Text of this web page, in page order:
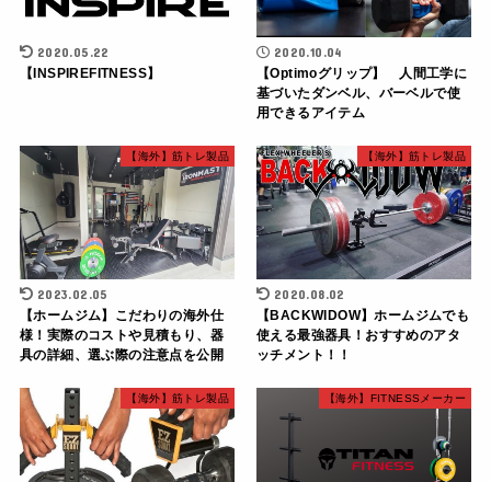
2020.05.22
【INSPIREFITNESS】
2020.10.04
【Optimoグリップ】 人間工学に
基づいたダンベル、バーベルで使
用できるアイテム
【海外】筋トレ製品
2023.02.05
【ホームジム】こだわりの海外仕
様！実際のコストや見積もり、器
具の詳細、選ぶ際の注意点を公開
【海外】筋トレ製品
2020.08.02
【BACKWIDOW】ホームジムでも
使える最強器具！おすすめのアタ
ッチメント！！
【海外】筋トレ製品 【海外】FITNESSメーカー